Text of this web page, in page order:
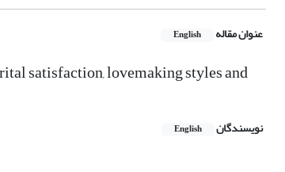
عنوان مقاله English
satisfaction, lovemaking styles and
نویسندگان English